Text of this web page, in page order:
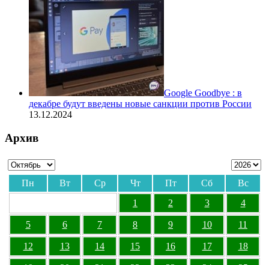
Google Goodbye : в
декабре будут введены новые санкции против России
13.12.2024
Архив
Пн Вт Ср Чт Пт Сб
Вс
1
2 3 4
5 6 7 8 9 10 11
12 13 14 15 16 17 18